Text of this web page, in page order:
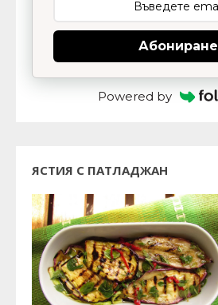
Абониране
Powered by
ЯСТИЯ С ПАТЛАДЖАН